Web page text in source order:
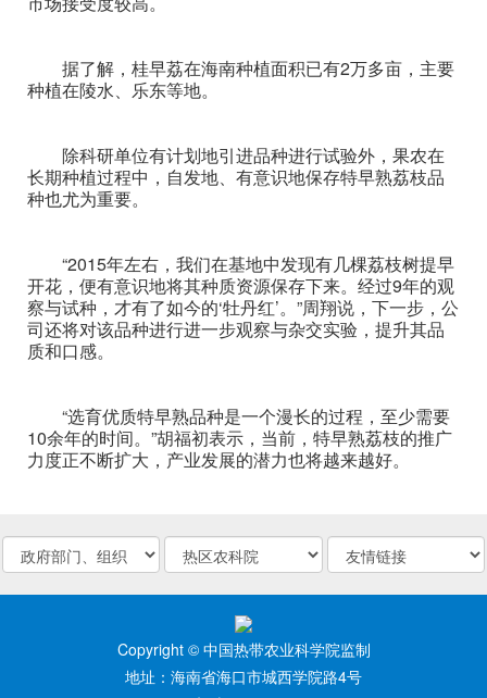
据了解，桂早荔在海南种植面积已有2万多亩，主要
种植在陵水、乐东等地。
除科研单位有计划地引进品种进行试验外，果农在
长期种植过程中，自发地、有意识地保存特早熟荔枝品
种也尤为重要。
“2015年左右，我们在基地中发现有几棵荔枝树提早
开花，便有意识地将其种质资源保存下来。经过9年的观
察与试种，才有了如今的‘牡丹红’。”周翔说，下一步，公
司还将对该品种进行进一步观察与杂交实验，提升其品
质和口感。
“选育优质特早熟品种是一个漫长的过程，至少需要
10余年的时间。”胡福初表示，当前，特早熟荔枝的推广
力度正不断扩大，产业发展的潜力也将越来越好。
Copyright © 中国热带农业科学院监制
地址：海南省海口市城西学院路4号